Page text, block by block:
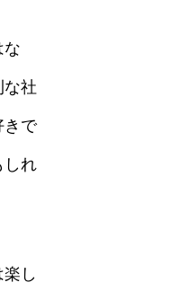
な
な社
きで
しれ
し